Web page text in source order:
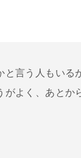
と言う人もい
がよく、あとか